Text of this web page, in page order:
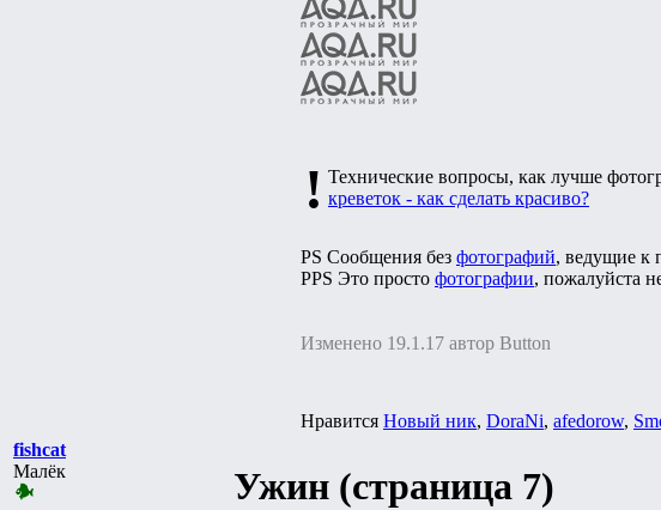
! Технические вопросы, как лучше
креветок - как сделать красиво?
PS Сообщения без фотографий, ведущие к
PPS Это просто фотографии, пожалуйста
Изменено 19.1.17 автор Button
Нравится Новый ник, DoraNi, afedorow,
fishcat
Малёк
Ужин (страница 7)